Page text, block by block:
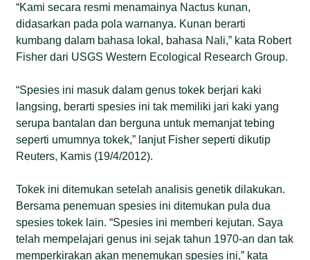
“Kami secara resmi menamainya Nactus kunan,
didasarkan pada pola warnanya. Kunan berarti
kumbang dalam bahasa lokal, bahasa Nali,” kata Robert
Fisher dari USGS Western Ecological Research Group.
“Spesies ini masuk dalam genus tokek berjari kaki
langsing, berarti spesies ini tak memiliki jari kaki yang
serupa bantalan dan berguna untuk memanjat tebing
seperti umumnya tokek,” lanjut Fisher seperti dikutip
Reuters, Kamis (19/4/2012).
Tokek ini ditemukan setelah analisis genetik dilakukan.
Bersama penemuan spesies ini ditemukan pula dua
spesies tokek lain. “Spesies ini memberi kejutan. Saya
telah mempelajari genus ini sejak tahun 1970-an dan tak
memperkirakan akan menemukan spesies ini,” kata